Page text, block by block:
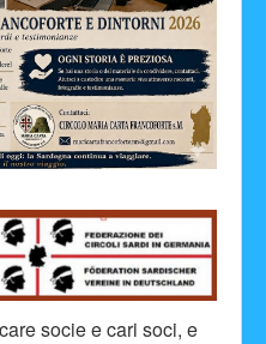
socie e cari soci, e